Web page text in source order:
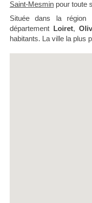
Saint-Mesmin pour toute
Située dans la région
département Loiret,
habitants. La ville la plus